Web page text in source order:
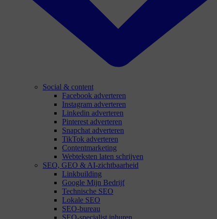
Social & content
Facebook adverteren
Instagram adverteren
Linkedin adverteren
Pinterest adverteren
Snapchat adverteren
TikTok adverteren
Contentmarketing
Webteksten laten schrijven
SEO, GEO & AI-zichtbaarheid
Linkbuilding
Google Mijn Bedrijf
Technische SEO
Lokale SEO
SEO-bureau
SEO-specialist inhuren